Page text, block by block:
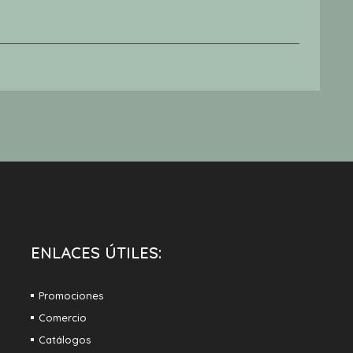
ENLACES ÚTILES:
Promociones
Comercio
Catálogos